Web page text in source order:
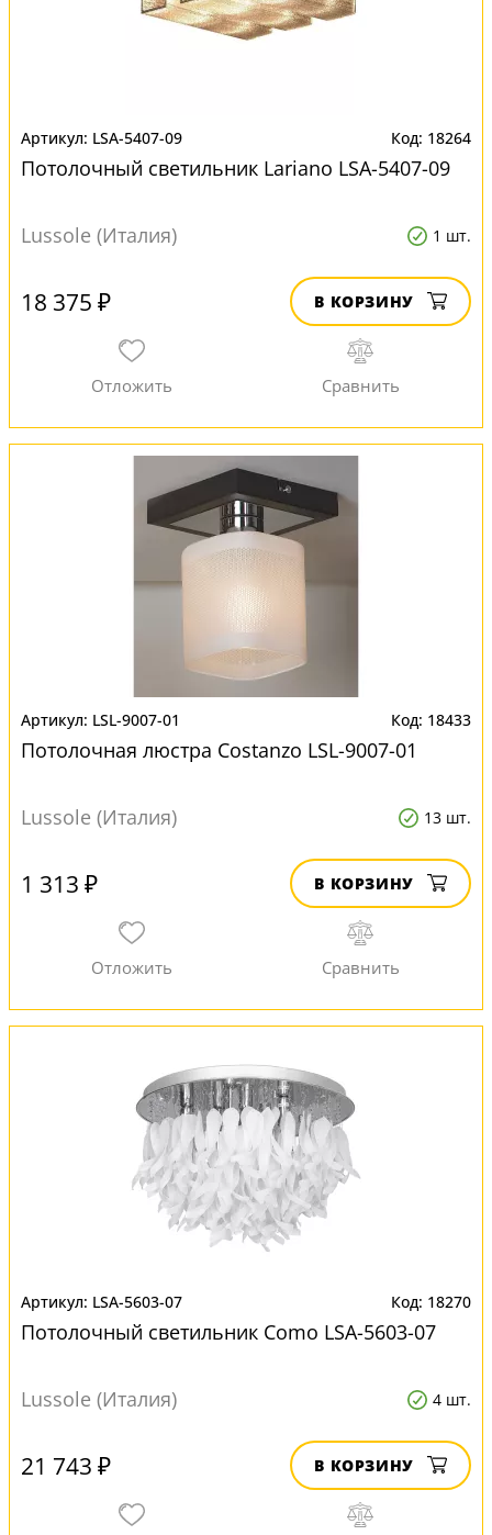
LSA-5407-09 18264
Потолочный светильник Lariano LSA-5407-09
Lussole (Италия) 1 шт.
18 375 ₽ В КОРЗИНУ
LSL-9007-01 18433
Потолочная люстра Costanzo LSL-9007-01
Lussole (Италия) 13 шт.
1 313 ₽ В КОРЗИНУ
LSA-5603-07 18270
Потолочный светильник Como LSA-5603-07
Lussole (Италия) 4 шт.
21 743 ₽ В КОРЗИНУ